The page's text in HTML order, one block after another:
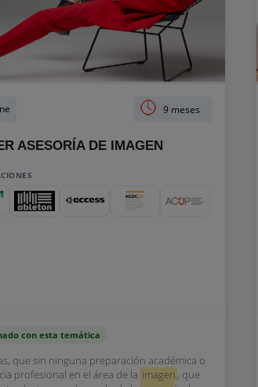
9 meses
ASESORÍA DE IMAGEN
con esta temática
que sin ninguna preparación académica o
profesional en el área de la imagen , que